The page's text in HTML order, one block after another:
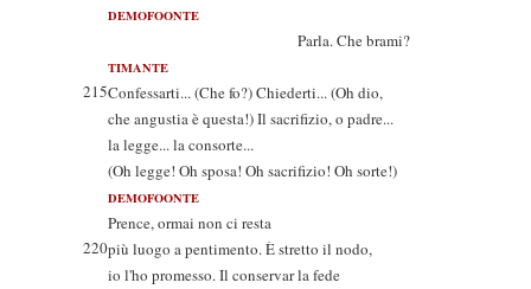
DEMOFOONTE
Parla. Che brami?
TIMANTE
215Confessarti... (Che fo?) Chiederti... (Oh dio,
che angustia è questa!) Il sacrifizio, o padre...
la legge... la consorte...
(Oh legge! Oh sposa! Oh sacrifizio! Oh sorte!)
DEMOFOONTE
Prence, ormai non ci resta
220più luogo a pentimento. È stretto il nodo,
io l'ho promesso. Il conservar la fede